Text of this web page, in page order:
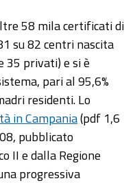
58 mila certificati di
su 82 centri nascita
35 privati) e si è
pari al 95,6%
residenti. Lo
in Campania(pdf 1,6
pubblicato
II e dalla Regione
progressiva